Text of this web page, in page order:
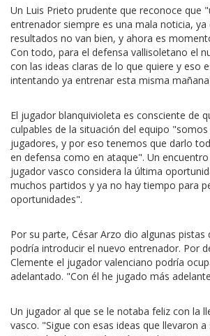
Un Luis Prieto prudente que reconoce que
entrenador siempre es una mala noticia, ya
resultados no van bien, y ahora es
Con todo, para el defensa vallisoletano el
con las ideas claras de lo que quiere y eso
intentando ya entrenar esta misma
El jugador blanquivioleta es consciente de
culpables de la situación del equipo
jugadores, y por eso tenemos que darlo
en defensa como en ataque". Un
jugador vasco considera la última
muchos partidos y ya no hay tiempo para
oportunidades".
Por su parte, César Arzo dio algunas pistas
podría introducir el nuevo entrenador. Por
Clemente el jugador valenciano podría
adelantado. "Con él he jugado más
Un jugador al que se le notaba feliz con la
vasco. "Sigue con esas ideas que llevaron